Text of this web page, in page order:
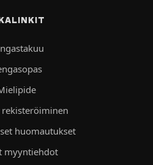
rekisteröiminen
huomautukset
myyntiehdot